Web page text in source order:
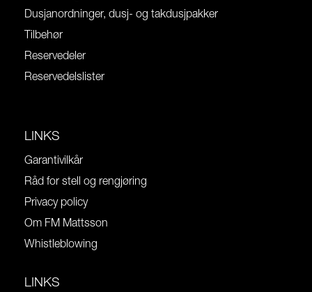
Dusjanordninger, dusj- og takdusjpakker
Tilbehør
Reservedeler
Reservedelslister
LINKS
Garantivilkår
Råd for stell og rengjøring
Privacy policy
Om FM Mattsson
Whistleblowing
LINKS